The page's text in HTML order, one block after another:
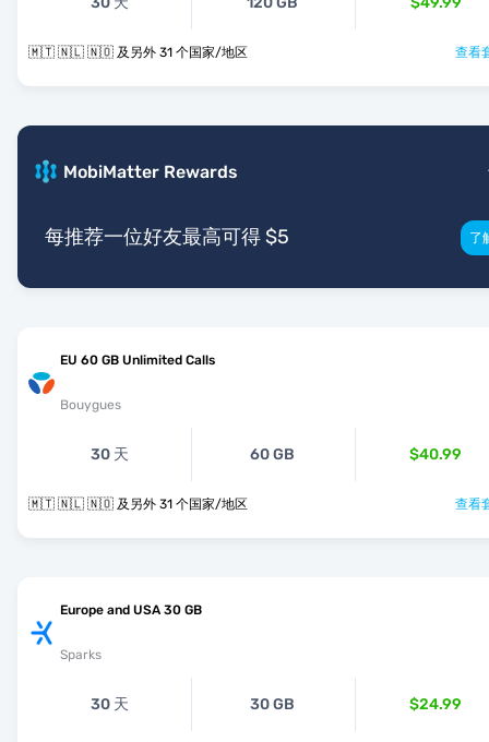
🇲🇹 🇳🇱 🇳🇴 及另外 31 个国家/地区 查看
MobiMatter Rewards
每推荐一位好友最高可得 $5 了
EU 60 GB Unlimited Calls
Bouygues
30 天 60 GB $40.99
🇲🇹 🇳🇱 🇳🇴 及另外 31 个国家/地区 查看
Europe and USA 30 GB
Sparks
30 天 30 GB $24.99